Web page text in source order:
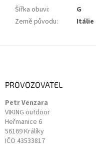
Šířka obuvi:
G
Země původu: Itálie
PROVOZOVATEL
Petr Venzara
VIKING outdoor
Heřmanice 6
56169 Králíky
IČO 43533817